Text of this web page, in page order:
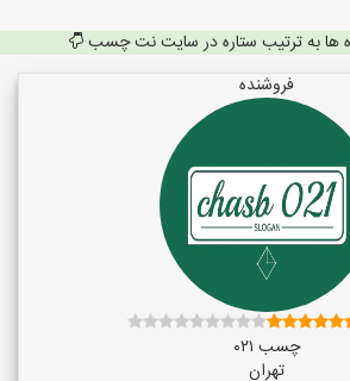
ها به ترتیب ستاره در سایت نت چسب
فروشنده
چسب ۰۲۱
تهران